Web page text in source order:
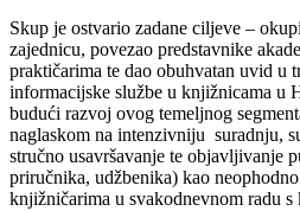
Skup je ostvario zadane ciljeve –
zajednicu, povezao predstavnike
praktičarima te dao obuhvatan uvid u
informacijske službe u knjižnicama u
budući razvoj ovog temeljnog
naglaskom na intenzivniju suradnju,
stručno usavršavanje te objavljivanje
priručnika, udžbenika) kao
knjižničarima u svakodnevnom radu